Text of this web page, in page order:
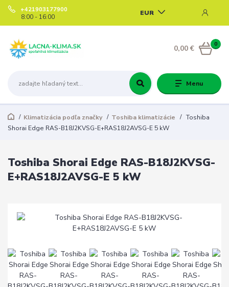
Menu
EUR
+421903177900
8:00 - 16:00
0
0,00 €
Klimatizácia podľa značky Toshiba klimatizácie
Toshiba
Shorai Edge RAS-B18J2KVSG-E+RAS18J2AVSG-E 5 kW
Toshiba Shorai Edge RAS-B18J2KVSG-
E+RAS18J2AVSG-E 5 kW